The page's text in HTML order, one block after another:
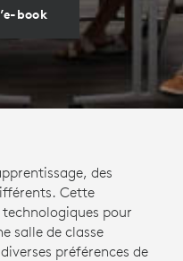
book
des
Cette
pour
salle de classe
préférences de